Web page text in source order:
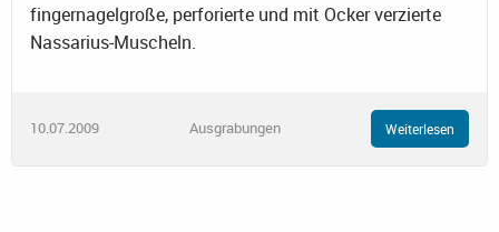
fingernagelgroße, perforierte und mit Ocker verzierte
Nassarius-Muscheln.
10.07.2009 Ausgrabungen Weiterlesen